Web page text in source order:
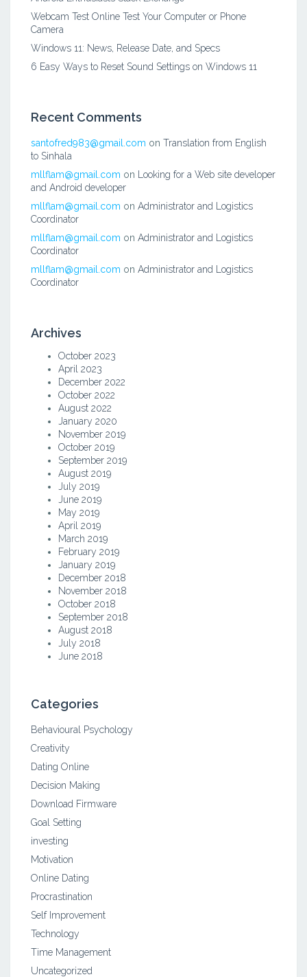
Webcam Test Online Test Your Computer or Phone
Camera
Windows 11: News, Release Date, and Specs
6 Easy Ways to Reset Sound Settings on Windows 11
Recent Comments
santofred983@gmail.com on Translation from English
to Sinhala
mllflam@gmail.com on
Looking for a Web site developer
and Android developer
mllflam@gmail.com on Administrator and Logistics
Coordinator
mllflam@gmail.com on Administrator and Logistics
Coordinator
mllflam@gmail.com on Administrator and Logistics
Coordinator
Archives
October 2023
April 2023
December 2022
October 2022
August 2022
January 2020
November 2019
October 2019
September 2019
August 2019
July 2019
June 2019
May 2019
April 2019
March 2019
February 2019
January 2019
December 2018
November 2018
October 2018
September 2018
August 2018
July 2018
June 2018
Categories
Behavioural Psychology
Creativity
Dating Online
Decision Making
Download Firmware
Goal Setting
investing
Motivation
Online Dating
Procrastination
Self Improvement
Technology
Time Management
Uncategorized